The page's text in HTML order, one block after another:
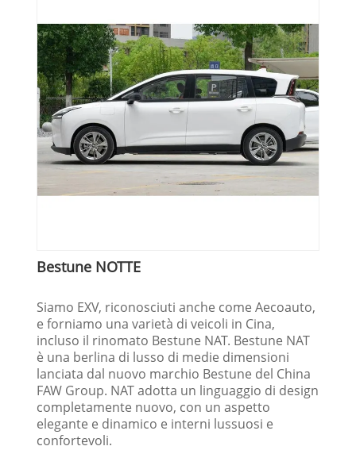
Bestune NOTTE
Siamo EXV, riconosciuti anche come Aecoauto,
e forniamo una varietà di veicoli in Cina,
incluso il rinomato Bestune NAT. Bestune NAT
è una berlina di lusso di medie dimensioni
lanciata dal nuovo marchio Bestune del China
FAW Group. NAT adotta un linguaggio di design
completamente nuovo, con un aspetto
elegante e dinamico e interni lussuosi e
confortevoli.